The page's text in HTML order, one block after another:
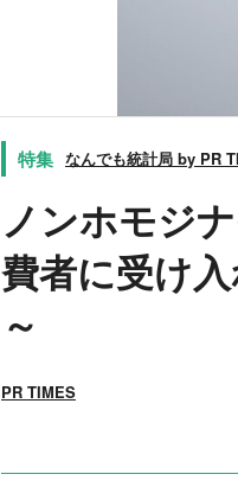
なんでも統計局 by PR
ノンホモジ
費者に受け
～
PR TIMES